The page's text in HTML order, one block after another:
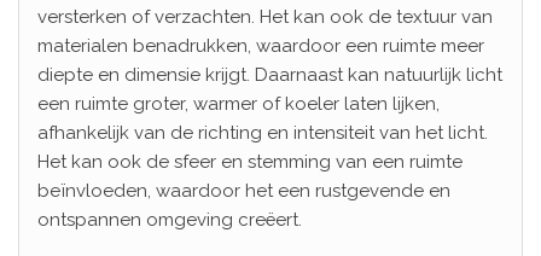
versterken of verzachten. Het kan ook de textuur van
materialen benadrukken, waardoor een ruimte meer
diepte en dimensie krijgt. Daarnaast kan natuurlijk licht
een ruimte groter, warmer of koeler laten lijken,
afhankelijk van de richting en intensiteit van het licht.
Het kan ook de sfeer en stemming van een ruimte
beïnvloeden, waardoor het een rustgevende en
ontspannen omgeving creëert.